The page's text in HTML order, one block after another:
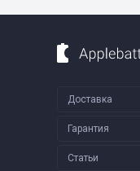
Доставка
Гарантия
Статьи